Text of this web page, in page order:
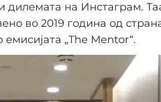
дилемата на Инстаграм.
во 2019 година од
„The Mentor“.